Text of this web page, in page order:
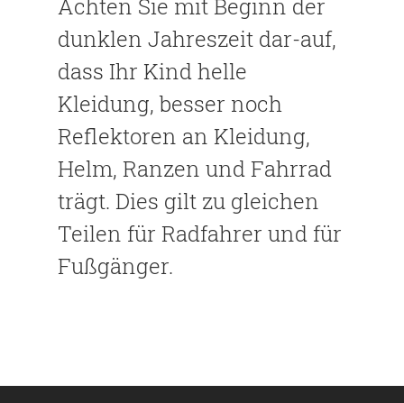
Achten Sie mit Beginn der
dunklen Jahreszeit dar-auf,
dass Ihr Kind helle
Kleidung, besser noch
Reflektoren an Kleidung,
Helm, Ranzen und Fahrrad
trägt. Dies gilt zu gleichen
Teilen für Radfahrer und für
Fußgänger.